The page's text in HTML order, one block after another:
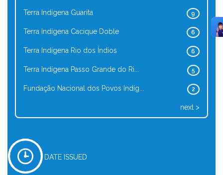
9
Terra Indígena Guarita
6
Terra Indígena Cacique Doble
6
Terra Indígena Rio dos Índios
5
Terra Indígena Passo Grande do Ri...
2
Fundação Nacional dos Povos Indíg...
next >
DATE ISSUED